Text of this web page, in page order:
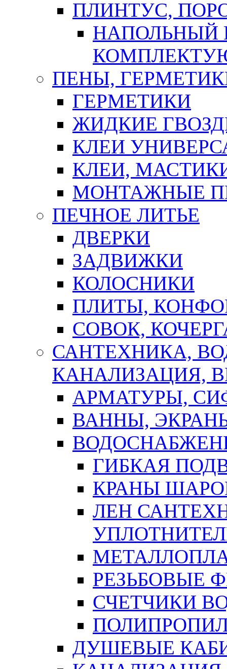
ПЛИНТУС,
НАПОЛЬНЫЙ
ПЕНЫ,
ГЕРМЕТИКИ
ЖИДКИЕ
КЛЕИ
КЛЕИ,
МОНТАЖНЫЕ
ПЕЧНОЕ ЛИТЬЕ
ДВЕРКИ
ЗАДВИЖКИ
КОЛОСНИКИ
ПЛИТЫ,
СОВОК,
САНТЕХНИКА,
КАНАЛИЗАЦИЯ,
АРМАТУРЫ,
ВАННЫ,
ГИБКАЯ
КРАНЫ
ЛЕН
РЕЗЬБОВЫЕ
СЧЕТЧИКИ
ДУШЕВЫЕ